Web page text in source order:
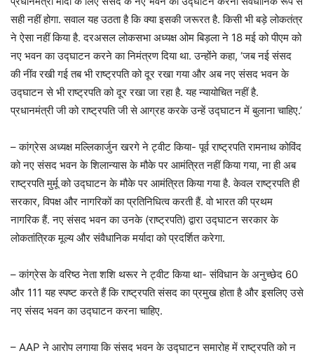
सही नहीं होगा. सवाल यह उठता है कि क्या इसकी जरूरत है. किसी भी बड़े लोकतंत्र
ने ऐसा नहीं किया है. दरअसल लोकसभा अध्यक्ष ओम बिड़ला ने 18 मई को पीएम को
नए भवन का उद्घाटन करने का निमंत्रण दिया था. उन्होंने कहा, ‘जब नई संसद
की नींव रखी गई तब भी राष्ट्रपति को दूर रखा गया और अब नए संसद भवन के
उद्घाटन से भी राष्ट्रपति को दूर रखा जा रहा है. यह न्यायोचित नहीं है.
प्रधानमंत्री जी को राष्‍ट्रपत‍ि जी से आग्रह करके उन्‍हें उद्घाटन में बुलाना चाह‍िए.’
– कांग्रेस अध्यक्ष मल्लिकार्जुन खरगे ने ट्वीट किया- पूर्व राष्ट्रपति रामनाथ कोविंद
को नए संसद भवन के शिलान्यास के मौके पर आमंत्रित नहीं किया गया, ना ही अब
राष्ट्रपति मुर्मू को उद्घाटन के मौके पर आमंत्रित किया गया है. केवल राष्ट्रपति ही
सरकार, विपक्ष और नागरिकों का प्रतिनिधित्व करती हैं. वो भारत की प्रथम
नागरिक हैं. नए संसद भवन का उनके (राष्ट्रपति) द्वारा उद्घाटन सरकार के
लोकतांत्रिक मूल्य और संवैधानिक मर्यादा को प्रदर्शित करेगा.
– कांग्रेस के वरिष्ठ नेता शशि थरूर ने ट्वीट किया था- संविधान के अनुच्छेद 60
और 111 यह स्पष्ट करते हैं कि राष्ट्रपति संसद का प्रमुख होता है और इसलिए उसे
नए संसद भवन का उद्घाटन करना चाहिए.
– AAP ने आरोप लगाया कि संसद भवन के उद्घाटन समारोह में राष्ट्रपति को न